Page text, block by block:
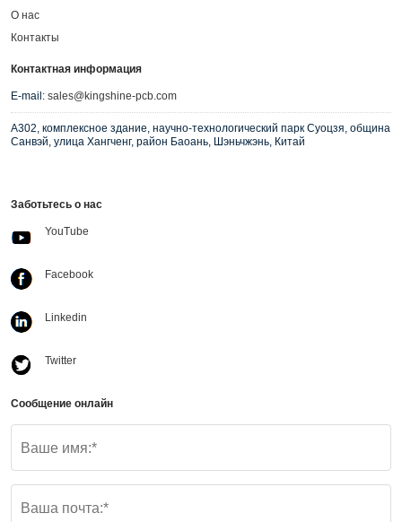
О нас
Контакты
Контактная информация
E-mail: sales@kingshine-pcb.com
A302, комплексное здание, научно-технологический парк Суоцзя, община
Санвэй, улица Хангченг, район Баоань, Шэньчжэнь, Китай
Заботьтесь о нас
YouTube
Facebook
Linkedin
Twitter
Сообщение онлайн